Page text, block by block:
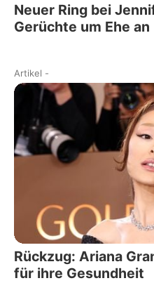
Neuer Ring bei
Gerüchte um Ehe an
Artikel -
Rückzug: Ariana
für ihre Gesundheit